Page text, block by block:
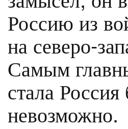
Россию из
на северо-
Самым
стала
невозможно.